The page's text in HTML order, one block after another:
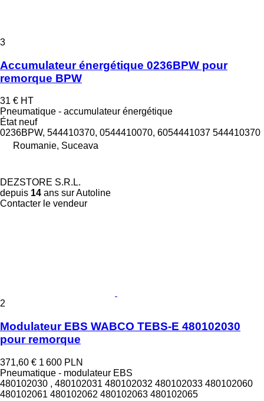
3
Accumulateur énergétique 0236BPW pour
remorque BPW
31 € HT
Pneumatique - accumulateur énergétique
Étatneuf
0236BPW, 544410370, 0544410070, 6054441037 544410370
Roumanie, Suceava
DEZSTORE S.R.L.
depuis 14 ans sur Autoline
Contacter le vendeur
2
Modulateur EBS WABCO TEBS-E 480102030
pour remorque
371,60 € 1 600 PLN
Pneumatique - modulateur EBS
480102030 , 480102031 480102032 480102033 480102060
480102061 480102062 480102063 480102065